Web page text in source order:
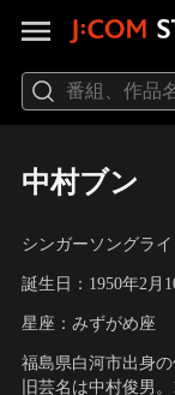
中村ブン
シンガーソングラ
誕生日：1950年2月
星座：みずがめ座
福島県白河市出身
旧芸名は中村俊男